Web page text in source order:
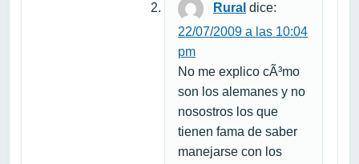
Rural dice:
22/07/2009 a las 10:04
pm
No me explico cÃ³mo
son los alemanes y no
nosostros los que
tienen fama de saber
manejarse con los